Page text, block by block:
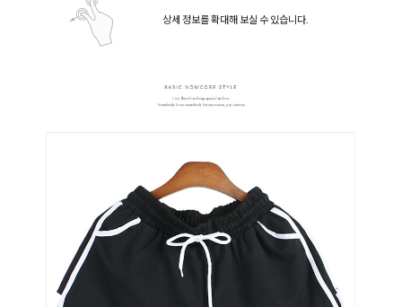
상세 정보를 확대해 보실 수 있습니다.